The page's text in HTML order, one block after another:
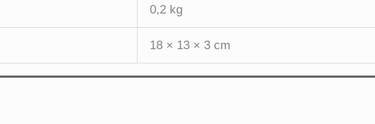
0,2 kg
18 × 13 × 3 cm